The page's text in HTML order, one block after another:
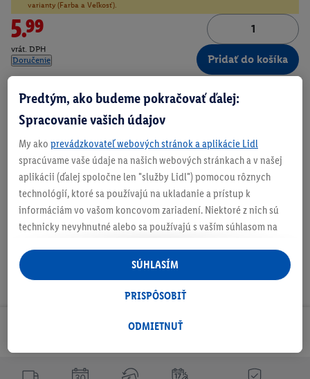
varianty (Farba a Veľkosť).
5.99
vrát. DPH
Doručenie
Pridať do košíka
Zistite svoju veľkosť
O produkte
Odoberaj Newsletter!
Predtým, ako budeme pokračovať ďalej:
Spracovanie vašich údajov
My ako prevádzkovateľ webových stránok a aplikácie Lidl
spracúvame vaše údaje na našich webových stránkach a v našej
aplikácii (ďalej spoločne len "služby Lidl") pomocou rôznych
technológií, ktoré sa používajú na ukladanie a prístup k
informáciám vo vašom koncovom zariadení. Niektoré z nich sú
technicky nevyhnutné alebo sa používajú s vaším súhlasom na
personalizovanú reklamu v rámci služieb Lidl aj mimo nich. Ak
ste účastníkom programu Lidl Plus, na tieto účely sa spracúvajú
aj údaje z vášho nákupného správania v obchode.
následne si vytvoríte účet Lidl Plus alebo sa prihlásite do svojho
ktorú tam uvediete, aby sme vás mohli rozpoznať v službách
ODMIETNUŤ
PRISPÔSOBIŤ
SÚHLASÍM